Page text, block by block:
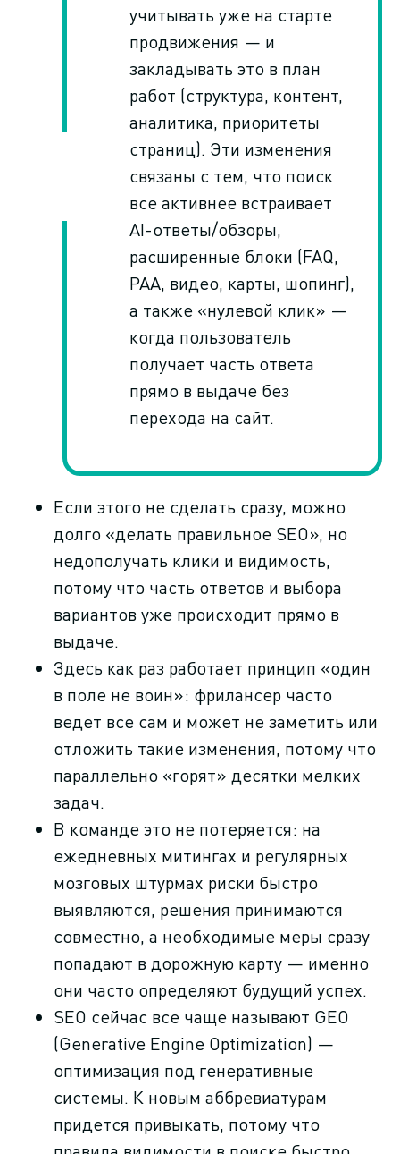
учитывать уже на старте
продвижения — и
закладывать это в план
работ (структура, контент,
аналитика, приоритеты
страниц). Эти изменения
связаны с тем, что поиск
все активнее встраивает
AI-ответы/обзоры,
расширенные блоки (FAQ,
PAA, видео, карты, шопинг),
а также «нулевой клик» —
когда пользователь
получает часть ответа
прямо в выдаче без
перехода на сайт.
Если этого не сделать сразу, можно
долго «делать правильное SEO», но
недополучать клики и видимость,
потому что часть ответов и выбора
вариантов уже происходит прямо в
выдаче.
Здесь как раз работает принцип «один
в поле не воин»: фрилансер часто
ведет все сам и может не заметить или
отложить такие изменения, потому что
параллельно «горят» десятки мелких
задач.
В команде это не потеряется: на
ежедневных митингах и регулярных
мозговых штурмах риски быстро
выявляются, решения принимаются
совместно, а необходимые меры сразу
попадают в дорожную карту — именно
они часто определяют будущий успех.
SEO сейчас все чаще называют GEO
(Generative Engine Optimization) —
оптимизация под генеративные
системы. К новым аббревиатурам
придется привыкать, потому что